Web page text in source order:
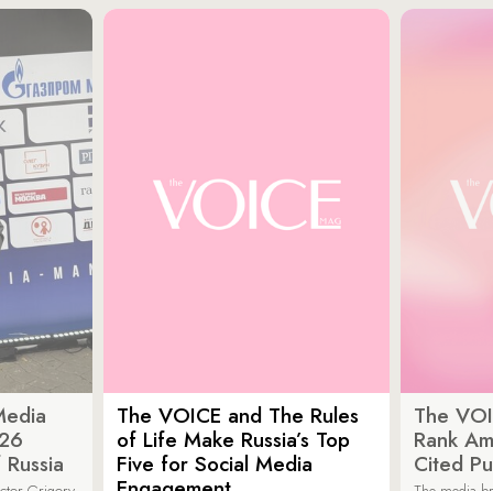
The VOICE and The Rules
of Life Make Russia’s Top
Five for Social Media
The
Rank
Cited